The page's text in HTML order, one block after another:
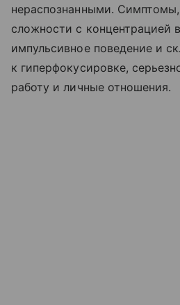
нераспознанными.
сложности с концентрацией
импульсивное поведение и
к гиперфокусировке,
работу и личные отношения.